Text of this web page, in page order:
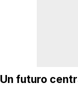
Un futuro